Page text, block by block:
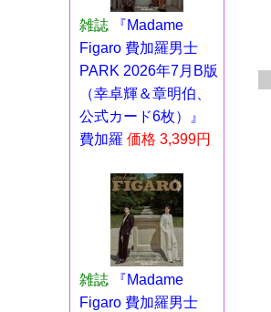
雑誌
『Madame
Figaro 費加羅男士
PARK 2026年7月B版
（幸卓輝＆章明伯、
公式カード6枚）』
費加羅 価格 3,399円
雑誌
『Madame
Figaro 費加羅男士